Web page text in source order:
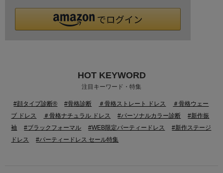
HOT KEYWORD
注目キーワード・特集
#顔タイプ診断® #骨格診断 ＃骨格ストレート ドレス
＃骨格ウェー
ブ ドレス
＃骨格ナチュラル ドレス #パーソナルカラー診断
#新作振
袖
#ブラックフォーマル #WEB限定パーティードレス
#新作ステージ
ドレス
#パーティードレス セール特集